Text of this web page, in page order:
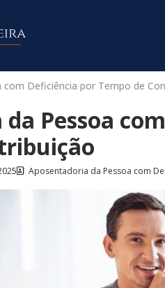
Deficiência por Tempo de
Pessoa
Aposentadoria da Pessoa com